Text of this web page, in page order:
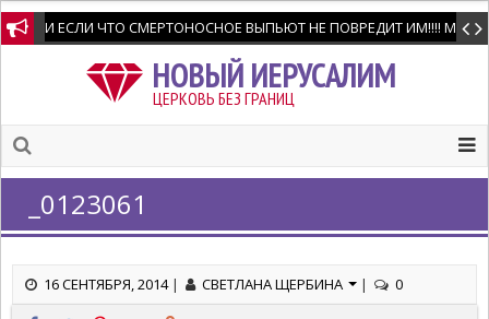
И ЕСЛИ ЧТО СМЕРТОНОСНОЕ ВЫПЬЮТ НЕ ПОВРЕДИТ ИМ!!!! Мне
НОВЫЙ ИЕРУСАЛИМ
ЦЕРКОВЬ БЕЗ ГРАНИЦ
_0123061
16 СЕНТЯБРЯ, 2014| СВЕТЛАНА ЩЕРБИНА | 0